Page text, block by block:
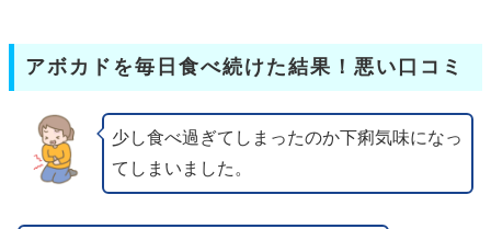
アボカドを毎日食べ続けた結果！悪い口コミ
少し食べ過ぎてしまったのか下痢気味になっ
てしまいました。